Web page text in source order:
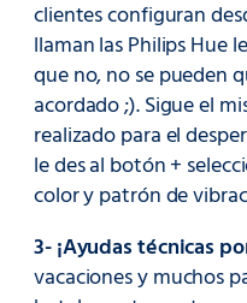
clientes configuran
llaman las Philips Hue
que no, no se pueden
acordado ;). Sigue el
realizado para el
le des al botón +
color y patrón de
3- ¡Ayudas técnicas
vacaciones y muchos